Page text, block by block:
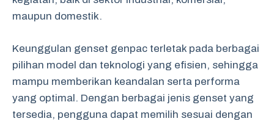
maupun domestik.
Keunggulan genset genpac terletak pada berbagai
pilihan model dan teknologi yang efisien, sehingga
mampu memberikan keandalan serta performa
yang optimal. Dengan berbagai jenis genset yang
tersedia, pengguna dapat memilih sesuai dengan